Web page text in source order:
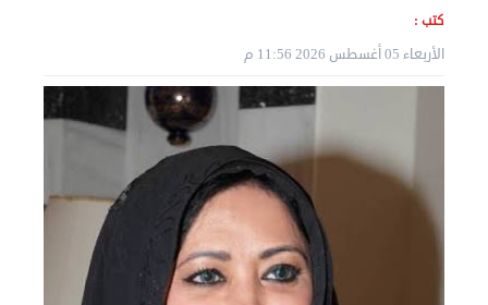
كتب :
الأربعاء 05 أغسطس 2026 11:56 م